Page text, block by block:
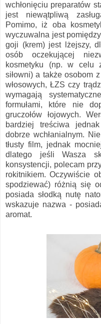
wchłonięciu preparatów
jest niewątpliwą
Pomimo, iż oba
wyczuwalna jest
goji (krem) jest lżejszy,
osób oczekującej
kosmetyku (np. w celu
siłowni) a także osobom
włosowych, ŁZS czy
wymagają
formułami, które nie
gruczołów łojowych.
bardziej treściwa
dobrze wchłanialnym.
tłusty film, jednak
dlatego jeśli Wasza
konsystencji, polecam
rokitnikiem. Oczywiście
spodziewać) różnią się
posiada słodką nutę
wskazuje nazwa -
aromat.